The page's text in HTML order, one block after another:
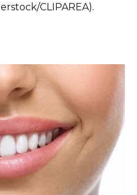
CLIPAREA).